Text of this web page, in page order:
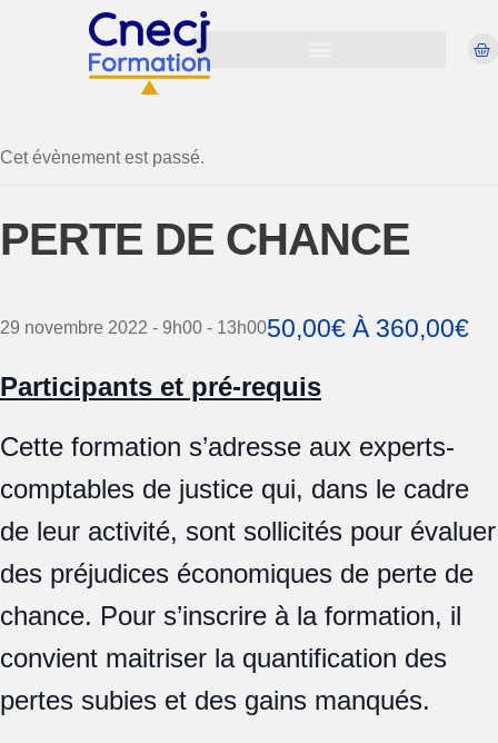
Cet évènement est passé.
PERTE DE CHANCE
29 novembre 2022 - 9h00 - 13h0050,00€ À 360,00€
Participants et pré-requis
Cette formation s’adresse aux experts-
comptables de justice qui, dans le cadre
de leur activité, sont sollicités pour évaluer
des préjudices économiques de perte de
chance. Pour s’inscrire à la formation, il
convient maitriser la quantification des
pertes subies et des gains manqués.